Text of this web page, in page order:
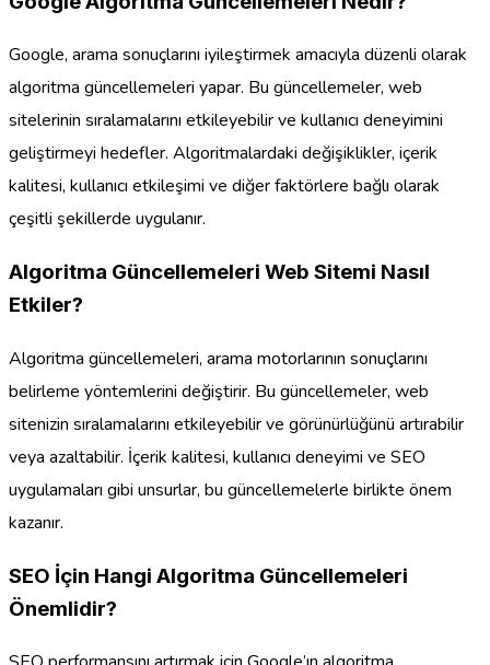
Google, arama sonuçlarını iyileştirmek amacıyla düzenli olarak
algoritma güncellemeleri yapar. Bu güncellemeler, web
sitelerinin sıralamalarını etkileyebilir ve kullanıcı deneyimini
geliştirmeyi hedefler. Algoritmalardaki değişiklikler, içerik
kalitesi, kullanıcı etkileşimi ve diğer faktörlere bağlı olarak
çeşitli şekillerde uygulanır.
Algoritma Güncellemeleri Web Sitemi Nasıl
Etkiler?
Algoritma güncellemeleri, arama motorlarının sonuçlarını
belirleme yöntemlerini değiştirir. Bu güncellemeler, web
sitenizin sıralamalarını etkileyebilir ve görünürlüğünü artırabilir
veya azaltabilir. İçerik kalitesi, kullanıcı deneyimi ve SEO
uygulamaları gibi unsurlar, bu güncellemelerle birlikte önem
kazanır.
SEO İçin Hangi Algoritma Güncellemeleri
Önemlidir?